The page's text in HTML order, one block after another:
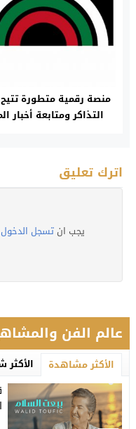
منصة رقمية متطورة
التذاكر ومتابعة أخبار
اترك تعليق
يجب ان تسجل الدخول
عالم الفن
الأكثر مشاهدة الأكثر